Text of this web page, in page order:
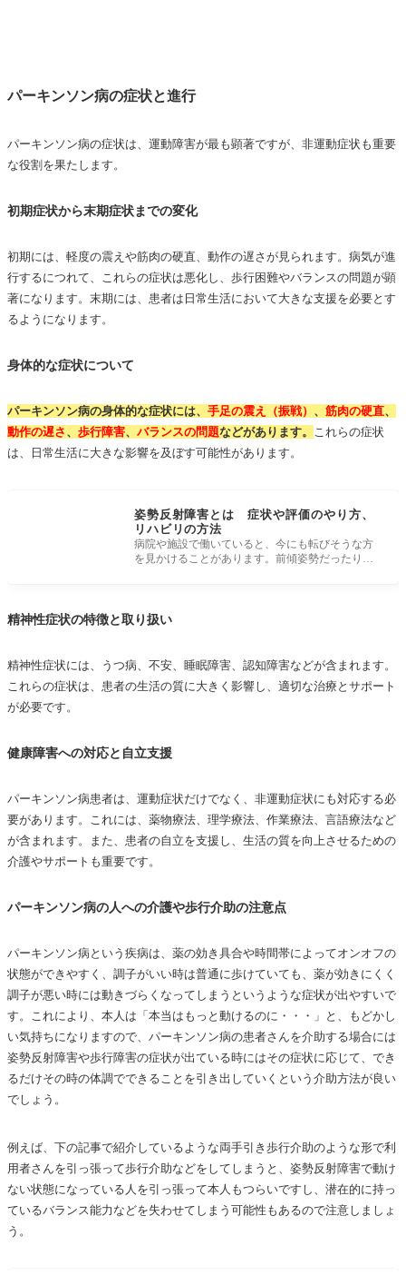
パーキンソン病の症状と進行
パーキンソン病の症状は、運動障害が最も顕著ですが、非運動症状も重要
な役割を果たします。
初期症状から末期症状までの変化
初期には、軽度の震えや筋肉の硬直、動作の遅さが見られます。病気が進
行するにつれて、これらの症状は悪化し、歩行困難やバランスの問題が顕
著になります。末期には、患者は日常生活において大きな支援を必要とす
るようになります。
身体的な症状について
パーキンソン病の身体的な症状には、 手足の震え（振戦） 、 筋肉の硬直、
動作の遅さ 、 歩行障害、 バランスの問題などがあります。
これらの症状
は、日常生活に大きな影響を及ぼす可能性があります。
姿勢反射障害とは 症状や評価のやり方、
リハビリの方法
病院や施設で働いていると、今にも転びそうな方
を見かけることがあります。前傾姿勢だったり、
精神性症状の特徴と取り扱い
精神性症状には、うつ病、不安、睡眠障害、認知障害などが含まれます。
これらの症状は、患者の生活の質に大きく影響し、適切な治療とサポート
が必要です。
健康障害への対応と自立支援
パーキンソン病患者は、運動症状だけでなく、非運動症状にも対応する必
要があります。これには、薬物療法、理学療法、作業療法、言語療法など
が含まれます。また、患者の自立を支援し、生活の質を向上させるための
介護やサポートも重要です。
パーキンソン病の人への介護や歩行介助の注意点
パーキンソン病という疾病は、薬の効き具合や時間帯によってオンオフの
状態ができやすく、調子がいい時は普通に歩けていても、薬が効きにくく
調子が悪い時には動きづらくなってしまうというような症状が出やすいで
す。これにより、本人は「本当はもっと動けるのに・・・」と、もどかし
い気持ちになりますので、パーキンソン病の患者さんを介助する場合には
姿勢反射障害や歩行障害の症状が出ている時にはその症状に応じて、でき
るだけその時の体調でできることを引き出していくという介助方法が良い
でしょう。
例えば、下の記事で紹介しているような両手引き歩行介助のような形で利
用者さんを引っ張って歩行介助などをしてしまうと、姿勢反射障害で動け
ない状態になっている人を引っ張って本人もつらいですし、潜在的に持っ
ているバランス能力などを失わせてしまう可能性もあるので注意しましょ
う。